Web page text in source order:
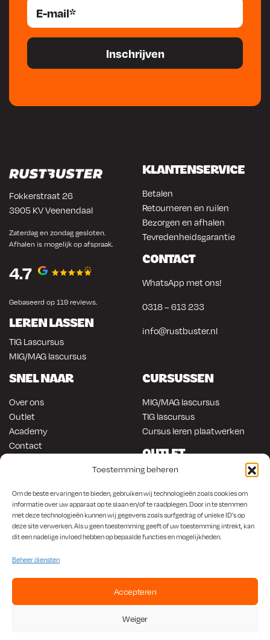
Toestemming beheren
Om de beste ervaringen te bieden, gebruiken wij technologieën zoals cookies om
informatie over uw apparaat op te slaan en/of te raadplegen. Door in te stemmen
met deze technologieën kunnen wij gegevens zoals surfgedrag of unieke ID's op
deze site verwerken. Als u geen toestemming geeft of uw toestemming intrekt, kan
dit een nadelige invloed hebben op bepaalde functies en mogelijkheden.
Beheer diensten
Accepteren
Weiger
Fokkerstraat 26
3905 KV Veenendaal
Zaterdag en zondag gesloten.
Afhalen is mogelijk op afspraak.
4.7
Gebaseerd op 119 reviews.
LEREN LASSEN
TIG Lascursus
MIG/MAG lascursus
KLANTENSERVICE
Betalen
Retourneren en ruilen
Bezorgen en afhalen
Tevredenheidsgarantie
CONTACT
WhatsApp met ons!
0318 – 613 233
info@rustbuster.nl
SNEL NAAR
Over ons
Outlet
Academy
Contact
ONLINE KOPEN
Lasapparatuur
Anti-roest producten
Werkplaats en automotive
Autorestauratie en plaatwerk
CURSUSSEN
MIG/MAG lascursus
TIG lascursus
Cursus leren plaatwerken
OUTLET
Gereedschap
Om en in de auto werken
Lasapparatuur
Overige producten